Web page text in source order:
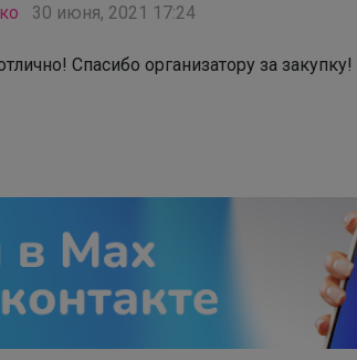
30 июня, 2021 17:24
Спасибо организатору за закупку!